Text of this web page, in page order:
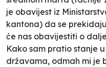
je obavijest iz
kantona) da se
će nas obavijestiti o
Kako sam pratio stanje
državama, odmah mi je